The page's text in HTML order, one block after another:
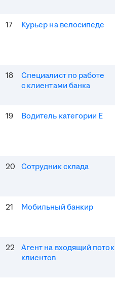
17 Курьер на велосипеде
18
Специалист по работе
с клиентами банка
19 Водитель категории Е
20 Сотрудник склада
21 Мобильный банкир
22
Агент на входящий поток
клиентов